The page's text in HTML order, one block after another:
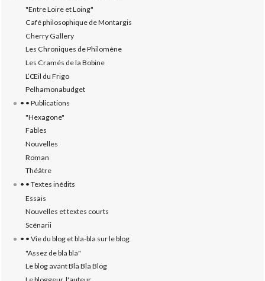
"Entre Loire et Loing"
Café philosophique de Montargis
Cherry Gallery
Les Chroniques de Philomène
Les Cramés de la Bobine
L’‎Œil du Frigo
Pelhamonabudget
• • Publications
"Hexagone"
Fables
Nouvelles
Roman
Théâtre
• • Textes inédits
Essais
Nouvelles et textes courts
Scénarii
• • Vie du blog et bla-bla sur le blog
"Assez de bla bla"
Le blog avant Bla Bla Blog